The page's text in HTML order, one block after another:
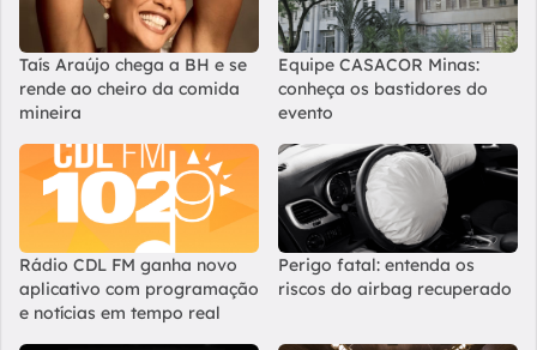
Taís Araújo chega a BH e se
rende ao cheiro da comida
mineira
Equipe CASACOR Minas:
conheça os bastidores do
evento
Rádio CDL FM ganha novo
aplicativo com programação
e notícias em tempo real
Perigo fatal: entenda os
riscos do airbag recuperado